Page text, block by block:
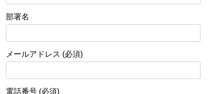
部署名
メールアドレス (必須)
電話番号 (必須)